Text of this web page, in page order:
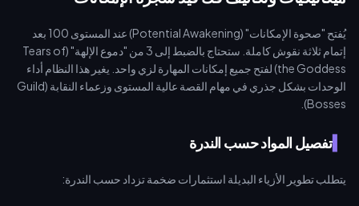
يُفتح "صحوة الإمكانات" (Potential Awakening) عند المستوى 100 بعد
إتمام ثلاثة نقوش كاملة. ستحتاج بالضبط إلى 3 من "دموع الإلهة" (Tears of
the Goddess) لفتح جميع إمكانات المهارة لزي واحد. يغير هذا النظام أداء
الوحدات بشكل جذري في مهام القصة عالية المستوى وزعماء النقابة (Guild
Bosses).
تفصيل المواد حسب الندرة
يتطلب تطوير الأزياء البديلة استثمارات ضخمة تزداد حسب الندرة: